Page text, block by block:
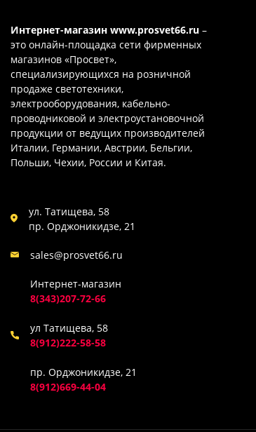
Интернет-магазин www.prosvet66.ru –
это онлайн-площадка сети фирменных
магазинов «Просвет»,
специализирующихся на розничной
продаже светотехники,
электрооборудования, кабельно-
проводниковой и электроустановочной
продукции от ведущих производителей
Италии, Германии, Австрии, Бельгии,
Польши, Чехии, России и Китая.
ул. Татищева, 58
пр. Орджоникидзе, 21
sales@prosvet66.ru
Интернет-магазин
8(343)207-72-66
ул Татищева, 58
8(912)222-58-58
пр. Орджоникидзе, 21
8(912)669-44-04